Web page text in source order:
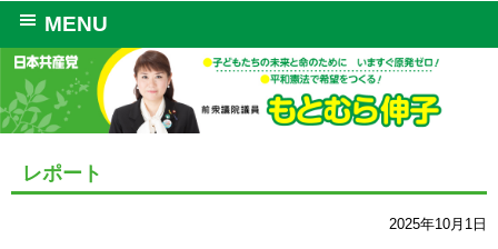
MENU
レポート
2025年10月1日